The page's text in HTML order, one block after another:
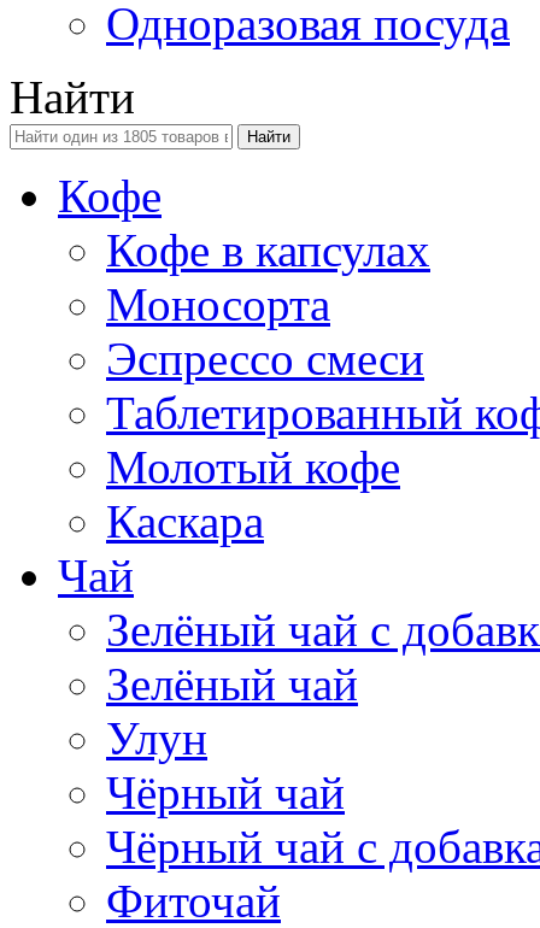
Одноразовая посуда
Найти
Кофе
Кофе в капсулах
Моносорта
Эспрессо смеси
Таблетированный
Молотый кофе
Каскара
Чай
Зелёный чай с
Зелёный чай
Улун
Чёрный чай
Чёрный чай с
Фиточай